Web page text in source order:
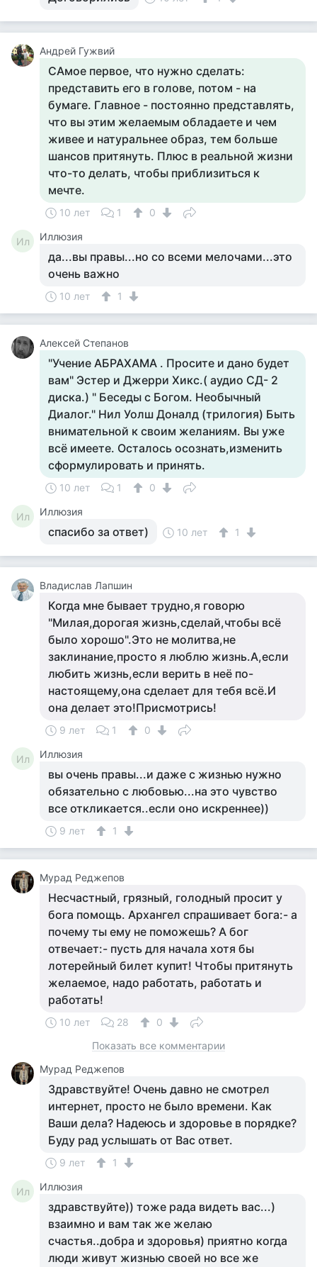
Андрей Гужвий
САмое первое, что нужно сделать:
представить его в голове, потом - на
бумаге. Главное - постоянно представлять,
что вы этим желаемым обладаете и чем
живее и натуральнее образ, тем больше
шансов притянуть. Плюс в реальной жизни
что-то делать, чтобы приблизиться к
мечте.
10 лет 1 0
Ил Иллюзия
да...вы правы...но со всеми мелочами...это
очень важно
10 лет 1
Алексей Степанов
"Учение АБРАХАМА . Просите и дано будет
вам" Эстер и Джерри Хикс.( аудио СД- 2
диска.) " Беседы с Богом. Необычный
Диалог." Нил Уолш Доналд (трилогия) Быть
внимательной к своим желаниям. Вы уже
всё имеете. Осталось осознать,изменить
сформулировать и принять.
10 лет 1 0
Ил Иллюзия
спасибо за ответ) 10 лет 1
Владислав Лапшин
Когда мне бывает трудно,я говорю
"Милая,дорогая жизнь,сделай,чтобы всё
было хорошо".Это не молитва,не
заклинание,просто я люблю жизнь.А,если
любить жизнь,если верить в неё по-
настоящему,она сделает для тебя всё.И
она делает это!Присмотрись!
9 лет 1 0
Ил Иллюзия
вы очень правы...и даже с жизнью нужно
обязательно с любовью...на это чувство
все откликается..если оно искреннее))
9 лет 1
Мурад Реджепов
Несчастный, грязный, голодный просит у
бога помощь. Архангел спрашивает бога:- а
почему ты ему не поможешь? А бог
отвечает:- пусть для начала хотя бы
лотерейный билет купит! Чтобы притянуть
желаемое, надо работать, работать и
работать!
10 лет 28
0
Показать все комментарии
Мурад Реджепов
Здравствуйте! Очень давно не смотрел
интернет, просто не было времени. Как
Ваши дела? Надеюсь и здоровье в порядке?
Буду рад услышать от Вас ответ.
9 лет 1
Ил Иллюзия
здравствуйте)) тоже рада видеть вас...)
взаимно и вам так же желаю
счастья..добра и здоровья) приятно когда
люди живут жизнью своей но все же